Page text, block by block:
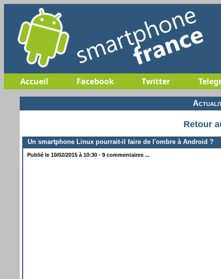
Accueil Facebook Twitter
Retour
Un smartphone Linux pourrait-il faire de l'ombre à Android ?
Publié le 10/02/2015 à 10:30 - 9 commentaires ...